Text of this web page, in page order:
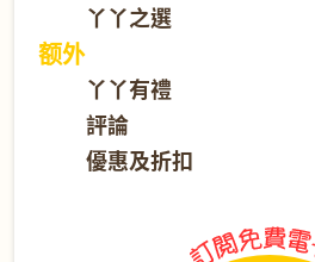
丫丫之選
额外
丫丫有禮
評論
優惠及折扣